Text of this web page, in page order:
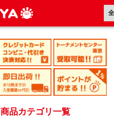
商品カテゴリ一覧